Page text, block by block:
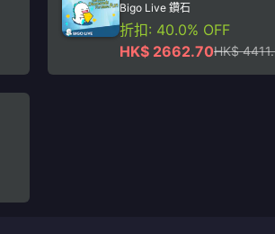
Bigo Live 鑽石
折扣: 40.0% OFF
HK$ 2662.70HK$